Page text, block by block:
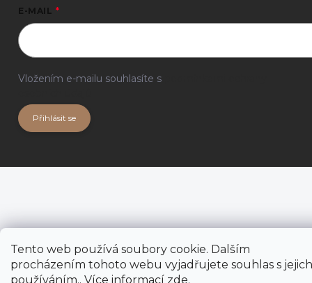
Tento web používá soubory cookie. Dalším
procházením tohoto webu vyjadřujete souhlas s jejich
používáním.. Více informací zde.
E-MAIL
Vložením e-mailu souhlasíte s
Přihlásit se